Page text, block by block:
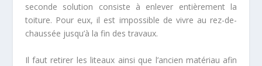
seconde solution consiste à enlever entièrement la
toiture. Pour eux, il est impossible de vivre au rez-de-
chaussée jusqu’à la fin des travaux.
Il faut retirer les liteaux ainsi que l’ancien matériau afin